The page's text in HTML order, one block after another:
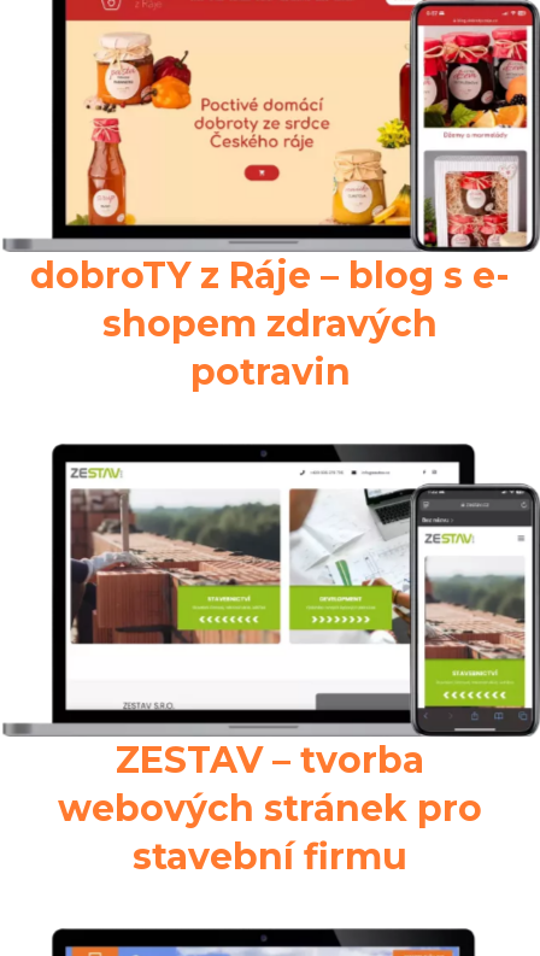
dobroTY z Ráje – blog s e-
shopem zdravých
potravin
ZESTAV – tvorba
webových stránek pro
stavební firmu